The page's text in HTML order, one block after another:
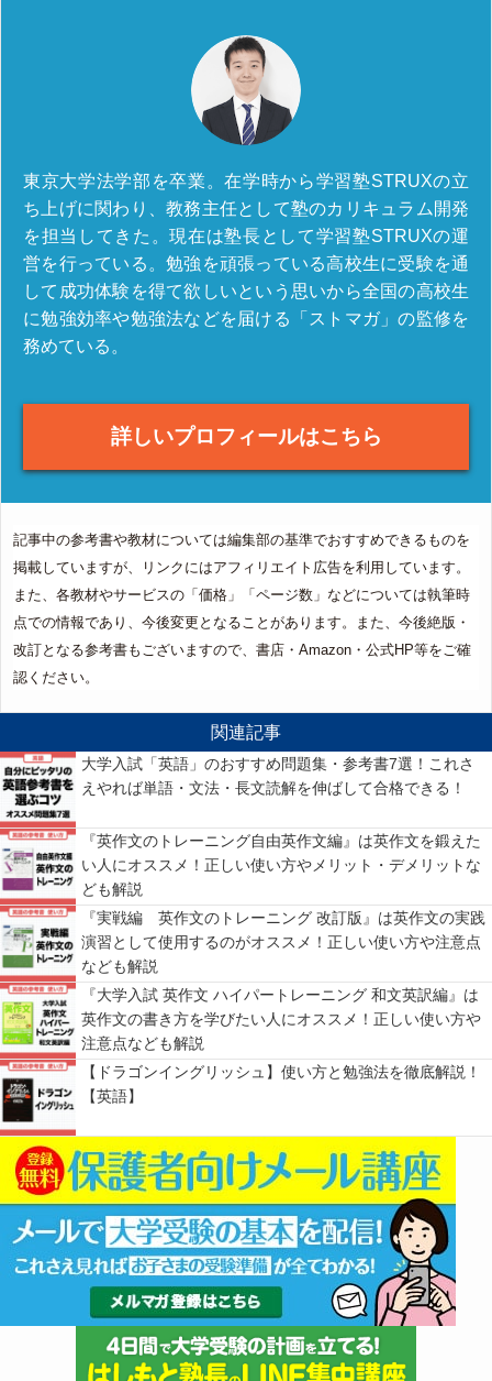
東京大学法学部を卒業。在学時から学習塾STRUXの立
ち上げに関わり、教務主任として塾のカリキュラム開発
を担当してきた。現在は塾長として学習塾STRUXの運
営を行っている。勉強を頑張っている高校生に受験を通
して成功体験を得て欲しいという思いから全国の高校生
に勉強効率や勉強法などを届ける「ストマガ」の監修を
務めている。
詳しいプロフィールはこちら
記事中の参考書や教材については編集部の基準でおすすめできるものを
掲載していますが、リンクにはアフィリエイト広告を利用しています。
また、各教材やサービスの「価格」「ページ数」などについては執筆時
点での情報であり、今後変更となることがあります。また、今後絶版・
改訂となる参考書もございますので、書店・Amazon・公式HP等をご確
認ください。
関連記事
大学入試「英語」のおすすめ問題集・参考書7選！これさ
えやれば単語・文法・長文読解を伸ばして合格できる！
『英作文のトレーニング自由英作文編』は英作文を鍛えた
い人にオススメ！正しい使い方やメリット・デメリットな
ども解説
『実戦編 英作文のトレーニング 改訂版』は英作文の実践
演習として使用するのがオススメ！正しい使い方や注意点
なども解説
『大学入試 英作文 ハイパートレーニング 和文英訳編』は
英作文の書き方を学びたい人にオススメ！正しい使い方や
注意点なども解説
【ドラゴンイングリッシュ】使い方と勉強法を徹底解説！
【英語】